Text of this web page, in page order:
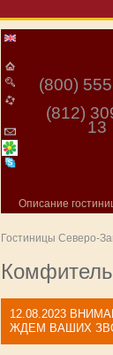
(800)
(812)
13
Описание
Гостиницы Северо-
12.08.2023
ЖДЕМ ВАШИХ